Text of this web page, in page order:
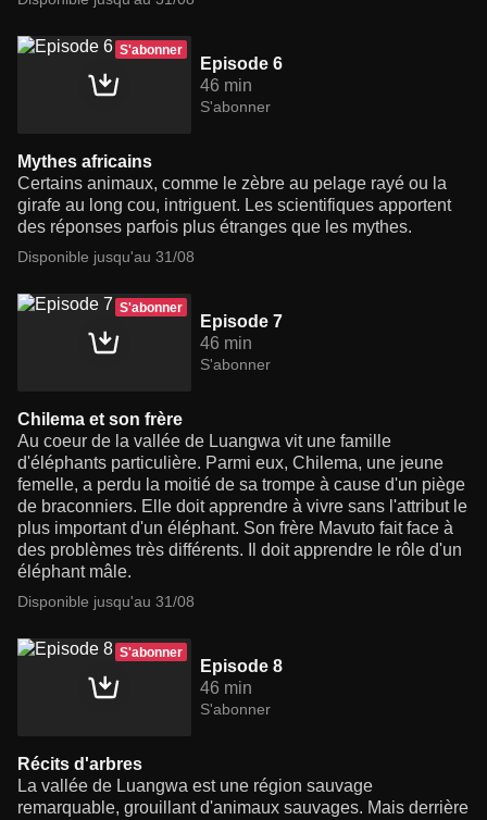
S'abonner
Episode 6
46 min
S'abonner
Mythes africains
Certains animaux, comme le zèbre au pelage rayé ou la
girafe au long cou, intriguent. Les scientifiques apportent
des réponses parfois plus étranges que les mythes.
Disponible jusqu'au 31/08
S'abonner
Episode 7
46 min
S'abonner
Chilema et son frère
Au coeur de la vallée de Luangwa vit une famille
d'éléphants particulière. Parmi eux, Chilema, une jeune
femelle, a perdu la moitié de sa trompe à cause d'un piège
de braconniers. Elle doit apprendre à vivre sans l'attribut le
plus important d'un éléphant. Son frère Mavuto fait face à
des problèmes très différents. Il doit apprendre le rôle d'un
éléphant mâle.
Disponible jusqu'au 31/08
S'abonner
Episode 8
46 min
S'abonner
Récits d'arbres
La vallée de Luangwa est une région sauvage
remarquable, grouillant d'animaux sauvages. Mais derrière